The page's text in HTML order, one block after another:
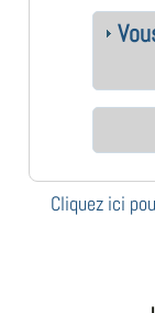
Cliquez ici